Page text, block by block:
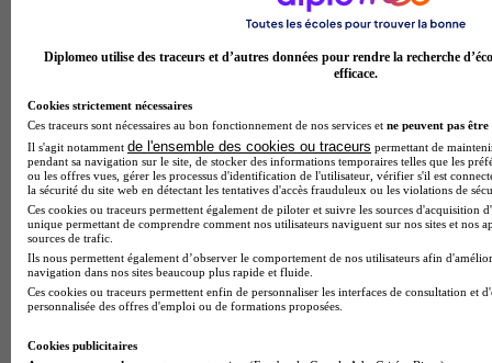
Diplomeo utilise des traceurs et d’autres données pour rendre la recherche
efficace.
Cookies strictement nécessaires
Ces traceurs sont nécessaires au bon fonctionnement de nos services et ne peuvent pas être
Il s'agit notamment de l'ensemble des cookies ou traceurs permettant de
pendant sa navigation sur le site, de stocker des informations temporaires telles que les
ou les offres vues, gérer les processus d'identification de l'utilisateur, vérifier s'il est
la sécurité du site web en détectant les tentatives d'accès frauduleux ou les violations de
Ces cookies ou traceurs permettent également de piloter et suivre les sources d'acquisition
unique permettant de comprendre comment nos utilisateurs naviguent sur nos sites et nos
sources de trafic.
Ils nous permettent également d’observer le comportement de nos utilisateurs afin
navigation dans nos sites beaucoup plus rapide et fluide.
Ces cookies ou traceurs permettent enfin de personnaliser les interfaces de consultation et
personnalisée des offres d'emploi ou de formations proposées.
Cookies publicitaires